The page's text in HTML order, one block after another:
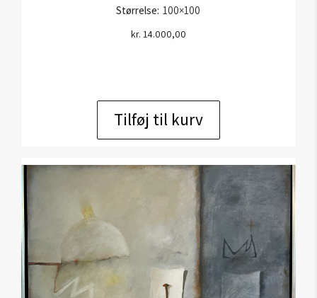
Størrelse: 100×100
kr. 14.000,00
Tilføj til kurv